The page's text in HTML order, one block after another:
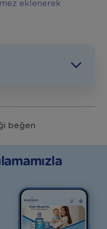
eklenerek
beğen